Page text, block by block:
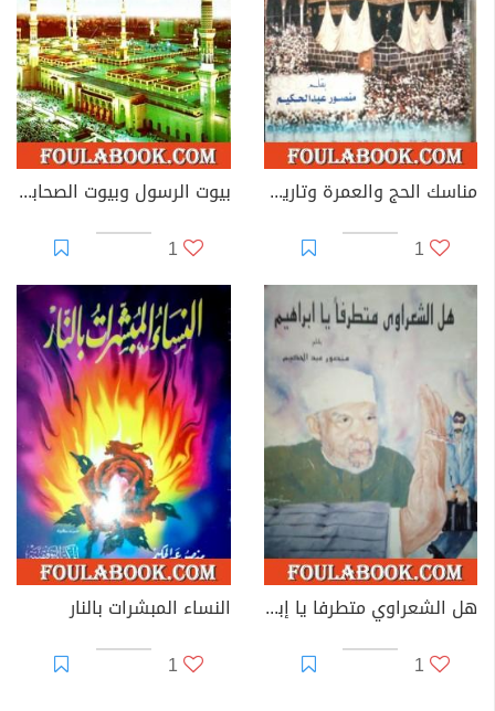
مناسك الحج والعمرة وتاريخ المسجد الحرام والمسجد النبوي
1
بيوت الرسول وبيوت الصحابة حول المسجد النبوي
1
هل الشعراوي متطرفا يا إبراهيم
1
النساء المبشرات بالنار
1